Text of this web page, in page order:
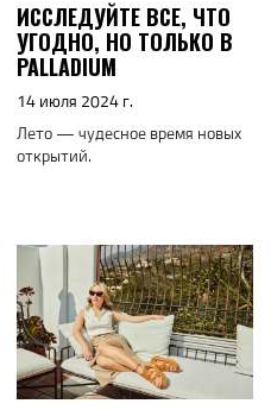
ИССЛЕДУЙТЕ ВСЕ, ЧТО
УГОДНО, НО ТОЛЬКО В
PALLADIUM
14 июля 2024 г.
Лето — чудесное время новых
открытий.